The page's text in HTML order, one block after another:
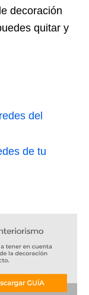
decoración
quitar y
del
de tu